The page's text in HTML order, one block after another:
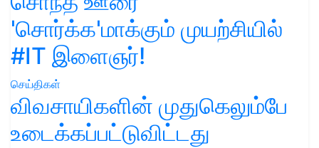
'சொர்க்க'மாக்கும் முயற்சியில்
#IT இளைஞர்!
செய்திகள்
விவசாயிகளின் முதுகெலும்பே
உடைக்கப்பட்டுவிட்டது